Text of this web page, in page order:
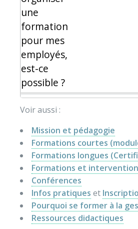
une
formation
pour mes
employés,
est-ce
possible ?
Voir aussi :
Mission et pédagogie
Formations courtes
Formations longues
Formations et
Conférences
Infos pratiques et
Pourquoi se former à la
Ressources didactiques